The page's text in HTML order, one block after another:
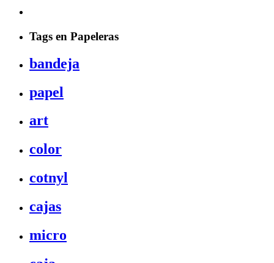
Tags en Papeleras
bandeja
papel
art
color
cotnyl
cajas
micro